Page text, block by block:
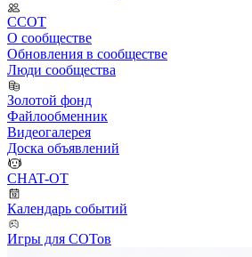
ССОТ
О сообществе
Обновления в сообществе
Люди сообщества
Золотой фонд
Файлообменник
Видеогалерея
Доска объявлений
CHAT-OT
Календарь событий
Игры для СОТов